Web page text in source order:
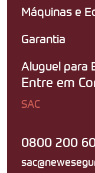
Máquinas e
Garantia
Aluguel para
Entre em
SAC
0800 200